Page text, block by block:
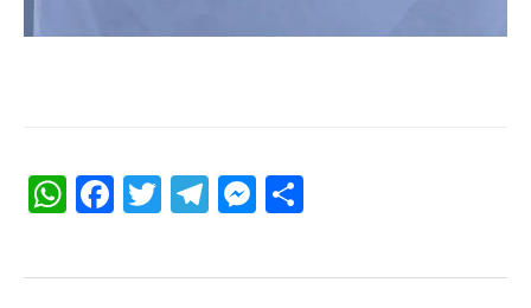
WhatsApp
Facebook
Twitter
Telegram
Messenger